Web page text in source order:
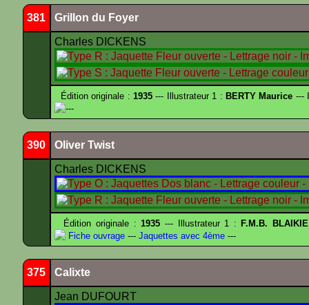
381 Grillon du Foyer
Charles DICKENS
Édition originale : 1935--- Illustrateur 1 : BERTY Maurice ---
---
390 Oliver Twist
Charles DICKENS
Édition originale :1935 --- Illustrateur 1 : F.M.B.
Fiche ouvrage --- Jaquettes avec 4ème ---
375 Calixte
Jean DUFOURT